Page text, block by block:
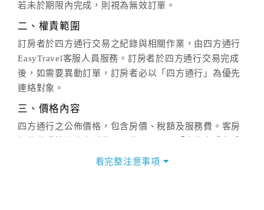
若未於期限內完成，則視為無效訂單。
二、權責範圍
訂房者於四方通行交易之紀錄與相關作業，由四方通行
EasyTravel客服人員服務。訂房者於四方通行交易完成
後，如需要異動訂單，訂房者必以「四方通行」為優先
連絡對象。
三、價格內容
四方通行之公佈價格，包含房價、稅額及服務費。客房
價」之當日價格為標準。
看完整注意事項